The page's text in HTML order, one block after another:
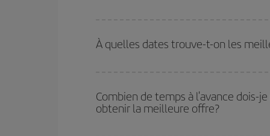
vous partez, où vous voulez aller et à quelles
mais également pour les jours proches
, à
À quelles dates trouve-t-on les
et des vacances scolaires sont en haute saison.
pourrez bénéficier des meilleurs prix.
Combien de temps à l'avance dois-
obtenir la meilleure offre?